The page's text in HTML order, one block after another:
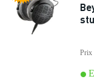
Prix